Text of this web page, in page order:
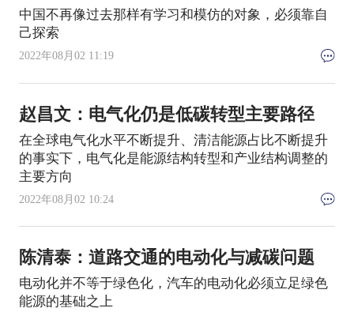
中国不再像过去那样有学习和模仿的对象，必须靠自
己探索
2022年08月02 11:19
赵昌文：电气化仍是低碳转型主要路径
在全球电气化水平不断提升、清洁能源占比不断提升
的事实下，电气化是能源结构转型和产业结构调整的
主要方向
2022年08月02 10:24
陈清泰：道路交通的电动化与减碳问题
电动化并不等于绿色化，汽车的电动化必须立足绿色
能源的基础之上